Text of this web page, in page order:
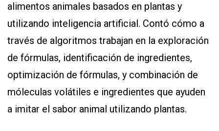
alimentos animales basados en plantas y
utilizando inteligencia artificial. Contó cómo a
través de algoritmos trabajan en la exploración
de fórmulas, identificación de ingredientes,
optimización de fórmulas, y combinación de
móleculas volátiles e ingredientes que ayuden
a imitar el sabor animal utilizando plantas.